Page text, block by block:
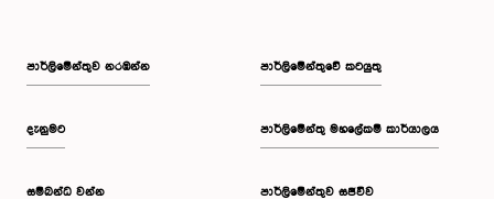
පාර්ලි‌මේන්තුව නරඹන්න
දැනුමට
සම්බන්ධ වන්න
පාර්ලිමේන්තුවේ කටයුතු
පාර්ලිමේන්තු මහලේකම් කාර්යාලය
පාර්ලිමේන්තුව සජීවීව